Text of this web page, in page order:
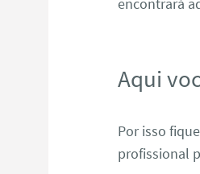
encontrará
Aqui
Por isso
profissional